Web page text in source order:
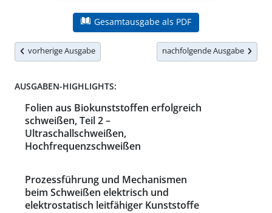
Gesamtausgabe als PDF
vorherige Ausgabe nachfolgende Ausgabe
AUSGABEN-HIGHLIGHTS:
Folien aus Biokunststoffen erfolgreich
schweißen, Teil 2 –
Ultraschallschweißen,
Hochfrequenzschweißen
Prozessführung und Mechanismen
beim Schweißen elektrisch und
elektrostatisch leitfähiger Kunststoffe